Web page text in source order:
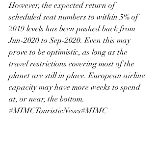
However, the expected return of
scheduled seat numbers to within 5% of
2019 levels has been pushed back from
Jun-2020 to Sep-2020. Even this may
prove to be optimistic, as long as the
travel restrictions covering most of the
planet are still in place. European airline
capacity may have more weeks to spend
at, or near, the bottom.
#MIMCTouristicNews#MIMC